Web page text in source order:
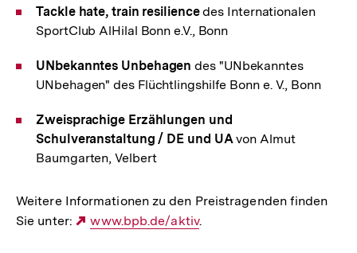
Tackle hate, train resiliencedes Internationalen
SportClub AlHilal Bonn e.V., Bonn
UNbekanntes Unbehagen des "UNbekanntes
UNbehagen" des Flüchtlingshilfe Bonn e. V., Bonn
Zweisprachige Erzählungen und
Schulveranstaltung / DE und UAvon Almut
Baumgarten, Velbert
Weitere Informationen zu den Preistragenden finden
Sie unter:
Externer
www.bpb.de/aktiv.